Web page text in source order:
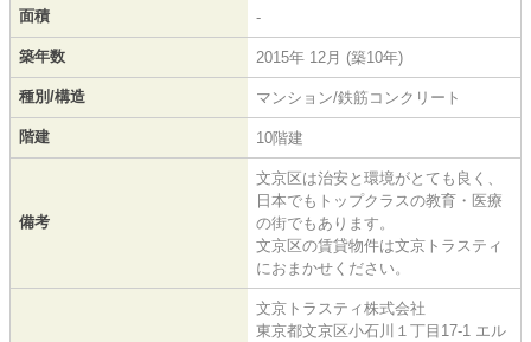
面積 -
築年数 2015年 12月 (築10年)
種別/構造 マンション/鉄筋コンクリート
階建 10階建
備考
文京区は治安と環境がとても良く、
日本でもトップクラスの教育・医療
の街でもあります。
文京区の賃貸物件は文京トラスティ
におまかせください。
文京トラスティ株式会社
東京都文京区小石川１丁目17-1 エル